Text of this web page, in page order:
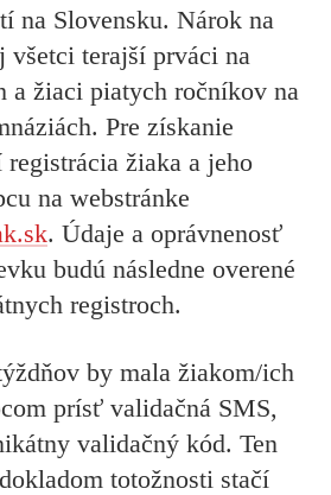
na Slovensku. Nárok na
všetci terajší prváci na
a žiaci piatych ročníkov na
Pre získanie
žiaka a jeho
na webstránke
. Údaje a oprávnenosť
budú následne overené
registroch.
by mala žiakom/ich
prísť validačná SMS,
validačný kód. Ten
totožnosti stačí